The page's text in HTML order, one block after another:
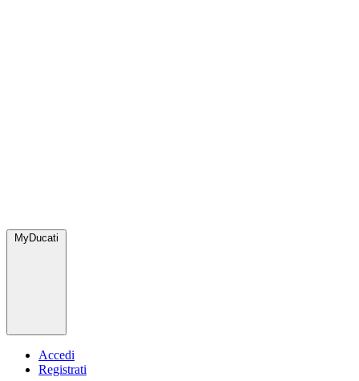
MyDucati
Accedi
Registrati